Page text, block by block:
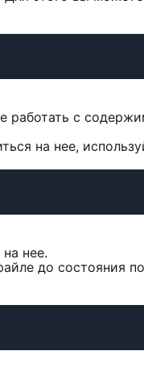
работать с
на нее,
нее.
до состояния